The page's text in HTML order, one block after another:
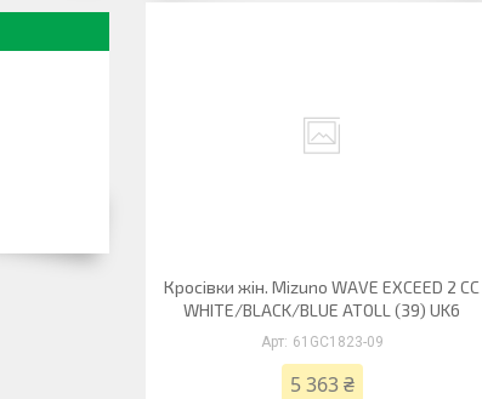
Кросівки жін. Mizuno WAVE EXCEED 2 CC
WHITE/BLACK/BLUE ATOLL (39) UK6
61GC1823-09
5 363 ₴